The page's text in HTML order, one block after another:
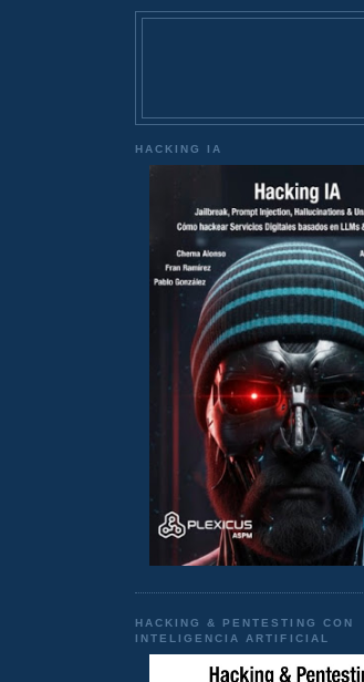
HACKING IA
HACKING & PENTESTING CON
INTELIGENCIA ARTIFICIAL